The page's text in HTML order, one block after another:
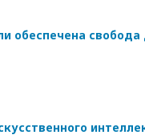
обеспечена